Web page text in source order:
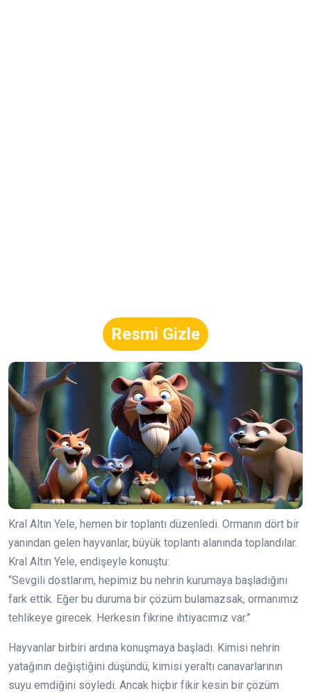
Resmi Gizle
Kral Altın Yele, hemen bir toplantı düzenledi. Ormanın dört bir
yanından gelen hayvanlar, büyük toplantı alanında toplandılar.
Kral Altın Yele, endişeyle konuştu:
“Sevgili dostlarım, hepimiz bu nehrin kurumaya başladığını
fark ettik. Eğer bu duruma bir çözüm bulamazsak, ormanımız
tehlikeye girecek. Herkesin fikrine ihtiyacımız var.”
Hayvanlar birbiri ardına konuşmaya başladı. Kimisi nehrin
yatağının değiştiğini düşündü, kimisi yeraltı canavarlarının
suyu emdiğini söyledi. Ancak hiçbir fikir kesin bir çözüm